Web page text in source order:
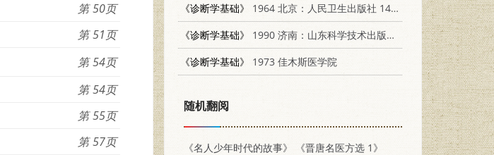
50
51
54
54
55
57
《诊断学基础》
1964 北京：人民卫生出版社 14048·3062
《诊断学基础》
1990 济南：山东科学技术出版社 753310661X
《诊断学基础》
1973 佳木斯医学院
随机翻阅
《名人少年时代的故事》
《晋唐名医方选 1》